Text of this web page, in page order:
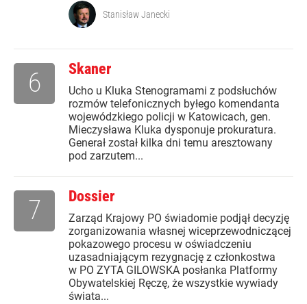
Stanisław Janecki
Skaner
Ucho u Kluka Stenogramami z podsłuchów
rozmów telefonicznych byłego komendanta
wojewódzkiego policji w Katowicach, gen.
Mieczysława Kluka dysponuje prokuratura.
Generał został kilka dni temu aresztowany
pod zarzutem...
6
Dossier
Zarząd Krajowy PO świadomie podjął decyzję
zorganizowania własnej wiceprzewodniczącej
pokazowego procesu w oświadczeniu
uzasadniającym rezygnację z członkostwa
w PO ZYTA GILOWSKA posłanka Platformy
Obywatelskiej Ręczę, że wszystkie wywiady
świata...
7